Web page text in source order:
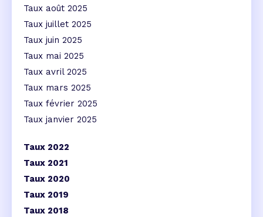
Taux août 2025
Taux juillet 2025
Taux juin 2025
Taux mai 2025
Taux avril 2025
Taux mars 2025
Taux février 2025
Taux janvier 2025
Taux 2022
Taux 2021
Taux 2020
Taux 2019
Taux 2018